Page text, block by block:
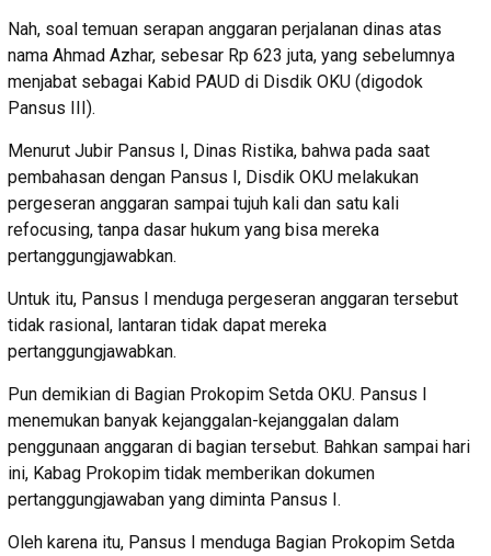
Nah, soal temuan serapan anggaran perjalanan dinas atas
nama Ahmad Azhar, sebesar Rp 623 juta, yang sebelumnya
menjabat sebagai Kabid PAUD di Disdik OKU (digodok
Pansus III).
Menurut Jubir Pansus I, Dinas Ristika, bahwa pada saat
pembahasan dengan Pansus I, Disdik OKU melakukan
pergeseran anggaran sampai tujuh kali dan satu kali
refocusing, tanpa dasar hukum yang bisa mereka
pertanggungjawabkan.
Untuk itu, Pansus I menduga pergeseran anggaran tersebut
tidak rasional, lantaran tidak dapat mereka
pertanggungjawabkan.
Pun demikian di Bagian Prokopim Setda OKU. Pansus I
menemukan banyak kejanggalan-kejanggalan dalam
penggunaan anggaran di bagian tersebut. Bahkan sampai hari
ini, Kabag Prokopim tidak memberikan dokumen
pertanggungjawaban yang diminta Pansus I.
Oleh karena itu, Pansus I menduga Bagian Prokopim Setda